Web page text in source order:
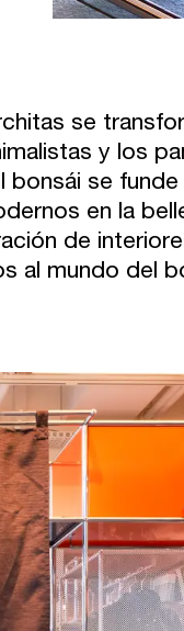
se
y los
bonsái se
en la
de
al mundo del